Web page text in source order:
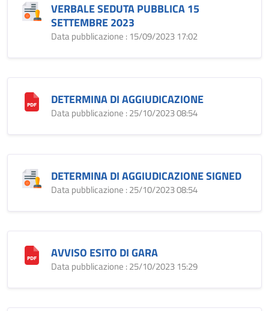
VERBALE SEDUTA PUBBLICA 15
SETTEMBRE 2023
Data pubblicazione : 15/09/2023 17:02
DETERMINA DI AGGIUDICAZIONE
Data pubblicazione : 25/10/2023 08:54
DETERMINA DI AGGIUDICAZIONE SIGNED
Data pubblicazione : 25/10/2023 08:54
AVVISO ESITO DI GARA
Data pubblicazione : 25/10/2023 15:29